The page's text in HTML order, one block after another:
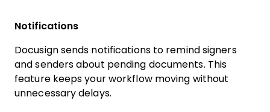
Notifications
Docusign sends notifications to remind signers
and senders about pending documents. This
feature keeps your workflow moving without
unnecessary delays.